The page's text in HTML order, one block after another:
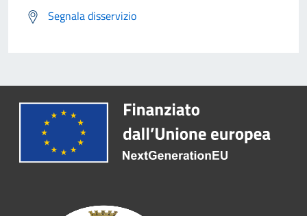
Segnala disservizio